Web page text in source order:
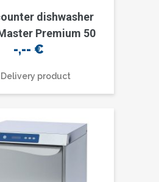
dishwasher
Premium 50
-,-- €
Delivery product